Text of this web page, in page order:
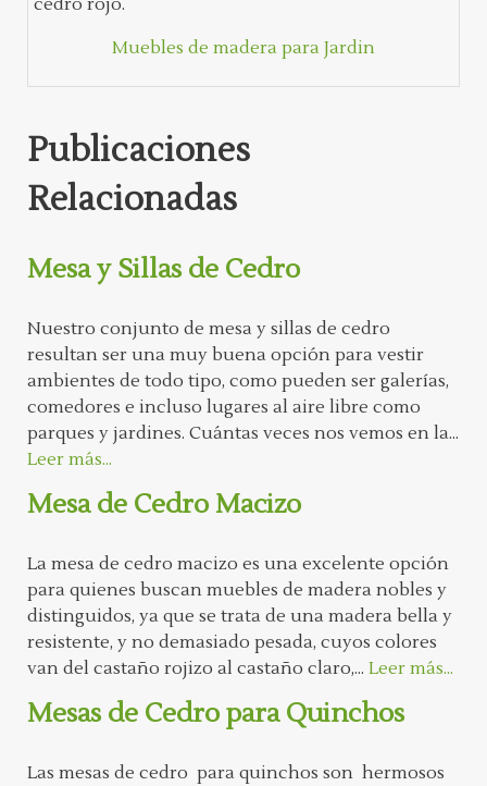
Muebles de madera para Jardin
Publicaciones
Relacionadas
Mesa y Sillas de Cedro
Nuestro conjunto de mesa y sillas de cedro
resultan ser una muy buena opción para vestir
ambientes de todo tipo, como pueden ser galerías,
comedores e incluso lugares al aire libre como
parques y jardines. Cuántas veces nos vemos en la...
Leer más...
Mesa de Cedro Macizo
La mesa de cedro macizo es una excelente opción
para quienes buscan muebles de madera nobles y
distinguidos, ya que se trata de una madera bella y
resistente, y no demasiado pesada, cuyos colores
van del castaño rojizo al castaño claro,... Leer más...
Mesas de Cedro para Quinchos
Las mesas de cedro para quinchos son hermosos